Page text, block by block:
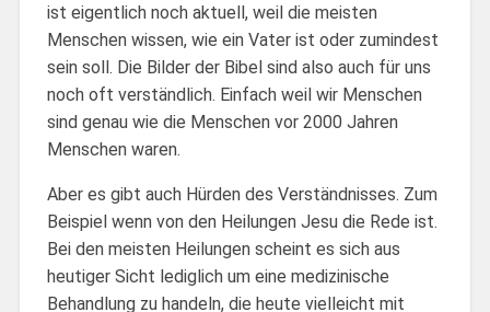
ist eigentlich noch aktuell, weil die meisten
Menschen wissen, wie ein Vater ist oder zumindest
sein soll. Die Bilder der Bibel sind also auch für uns
noch oft verständlich. Einfach weil wir Menschen
sind genau wie die Menschen vor 2000 Jahren
Menschen waren.
Aber es gibt auch Hürden des Verständnisses. Zum
Beispiel wenn von den Heilungen Jesu die Rede ist.
Bei den meisten Heilungen scheint es sich aus
heutiger Sicht lediglich um eine medizinische
Behandlung zu handeln, die heute vielleicht mit